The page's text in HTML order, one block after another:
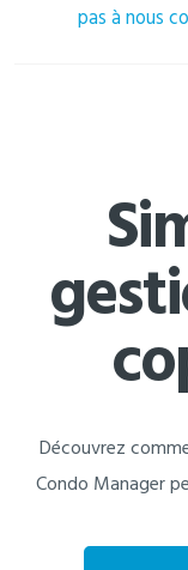
pas à nous
Découvrez
Condo Manager